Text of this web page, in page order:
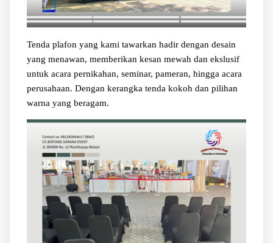
Tenda plafon yang kami tawarkan hadir dengan desain
yang menawan, memberikan kesan mewah dan ekslusif
untuk acara pernikahan, seminar, pameran, hingga acara
perusahaan. Dengan kerangka tenda kokoh dan pilihan
warna yang beragam.